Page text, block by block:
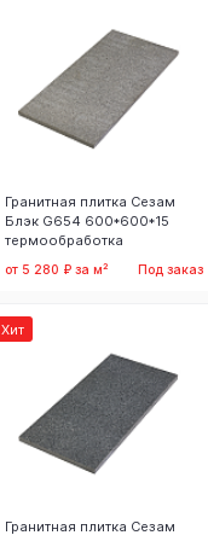
Гранитная плитка Сезам
Блэк G654 600*600*15
термообработка
от 5 280 ₽ за м² Под заказ
Хит
Гранитная плитка Сезам